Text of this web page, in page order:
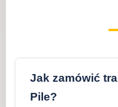
Jak zamówić
Pile?